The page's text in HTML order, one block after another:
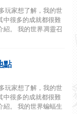
玩家想了解，我的世
中很多的成就都很難
紹。 我的世界凋靈召
點
玩家想了解，我的世
中很多的成就都很難
紹。 我的世界蝙蝠生